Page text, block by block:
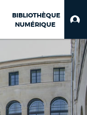
BIBLIOTHÈQUE
NUMÉRIQUE